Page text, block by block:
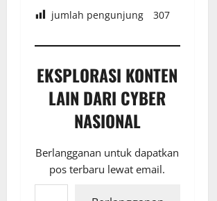
jumlah pengunjung 307
EKSPLORASI KONTEN
LAIN DARI CYBER
NASIONAL
Berlangganan untuk dapatkan
pos terbaru lewat email.
Ketikkan email Anda...